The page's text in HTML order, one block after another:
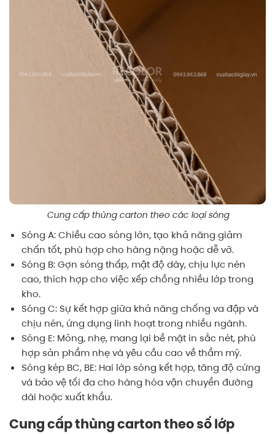
Cung cấp thùng carton theo các loại sóng
Sóng A: Chiều cao sóng lớn, tạo khả năng giảm
chấn tốt, phù hợp cho hàng nặng hoặc dễ vỡ.
Sóng B: Gợn sóng thấp, mật độ dày, chịu lực nén
cao, thích hợp cho việc xếp chồng nhiều lớp trong
kho.
Sóng C: Sự kết hợp giữa khả năng chống va đập và
chịu nén, ứng dụng linh hoạt trong nhiều ngành.
Sóng E: Mỏng, nhẹ, mang lại bề mặt in sắc nét, phù
hợp sản phẩm nhẹ và yêu cầu cao về thẩm mỹ.
Sóng kép BC, BE: Hai lớp sóng kết hợp, tăng độ cứng
và bảo vệ tối đa cho hàng hóa vận chuyển đường
dài hoặc xuất khẩu.
Cung cấp thùng carton theo số lớp